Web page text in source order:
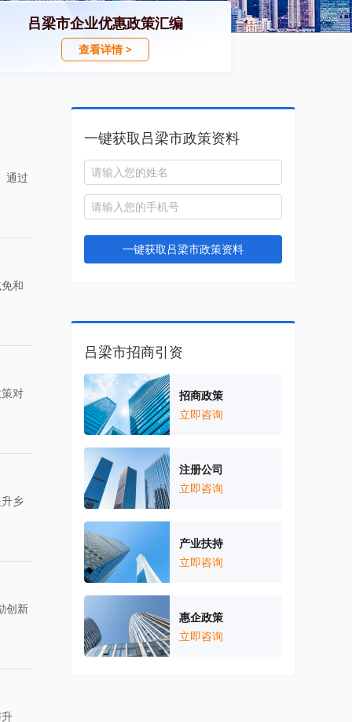
吕梁市企业优惠政策汇编
查看详情 >
通过
和
对
乡
创新
一键获取吕梁市政策资料
一键获取吕梁市政策资料
吕梁市招商引资
招商政策
立即咨询
注册公司
立即咨询
产业扶持
立即咨询
惠企政策
立即咨询